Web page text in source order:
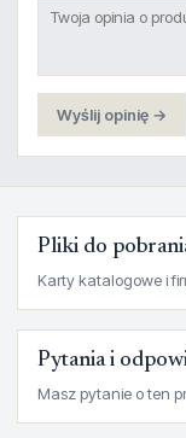
Wyślij opinię →
Pliki do
Karty katalogowe i
Pytania i
Masz pytanie o ten